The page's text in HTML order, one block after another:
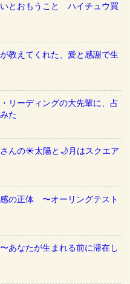
とおもうこと ハイチュウ買
教えてくれた、愛と感謝で生
リーディングの大先輩に、占
た
さんの☀️太陽と🌙月はスクエア
の正体 〜オーリングテスト
あなたが生まれる前に滞在し